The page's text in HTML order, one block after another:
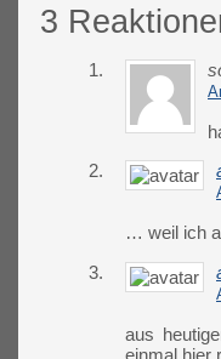
3
1.
2.
… weil ich
3.
aus
einmal hier